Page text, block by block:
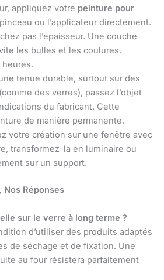
appliquez votre peinture pour
ou l’applicateur directement.
pas l’épaisseur. Une couche
les bulles et les coulures.
heures.
tenue durable, surtout sur des
des verres), passez l’objet
du fabricant. Cette
de manière permanente.
votre création sur une fenêtre avec
transformez-la en luminaire ou
sur un support.
Nos Réponses
sur le verre à long terme ?
d’utiliser des produits adaptés
de séchage et de fixation. Une
au four résistera parfaitement